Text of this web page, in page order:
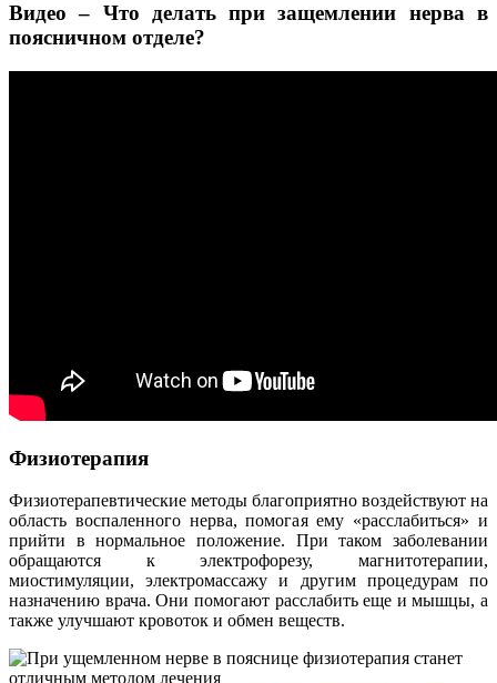
Видео – Что делать при защемлении нерва в
поясничном отделе?
Физиотерапия
Физиотерапевтические методы благоприятно воздействуют на
область воспаленного нерва, помогая ему «расслабиться» и
прийти в нормальное положение. При таком заболевании
обращаются к электрофорезу, магнитотерапии,
миостимуляции, электромассажу и другим процедурам по
назначению врача. Они помогают расслабить еще и мышцы, а
также улучшают кровоток и обмен веществ.